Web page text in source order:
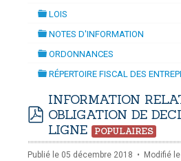
LOIS
NOTES D'INFORMATION
ORDONNANCES
RÉPERTOIRE FISCAL DES
pdf
INFORMATION
OBLIGATION DE
LIGNE
POPULAIRES
Publié le 05 décembre 2018 Modifié